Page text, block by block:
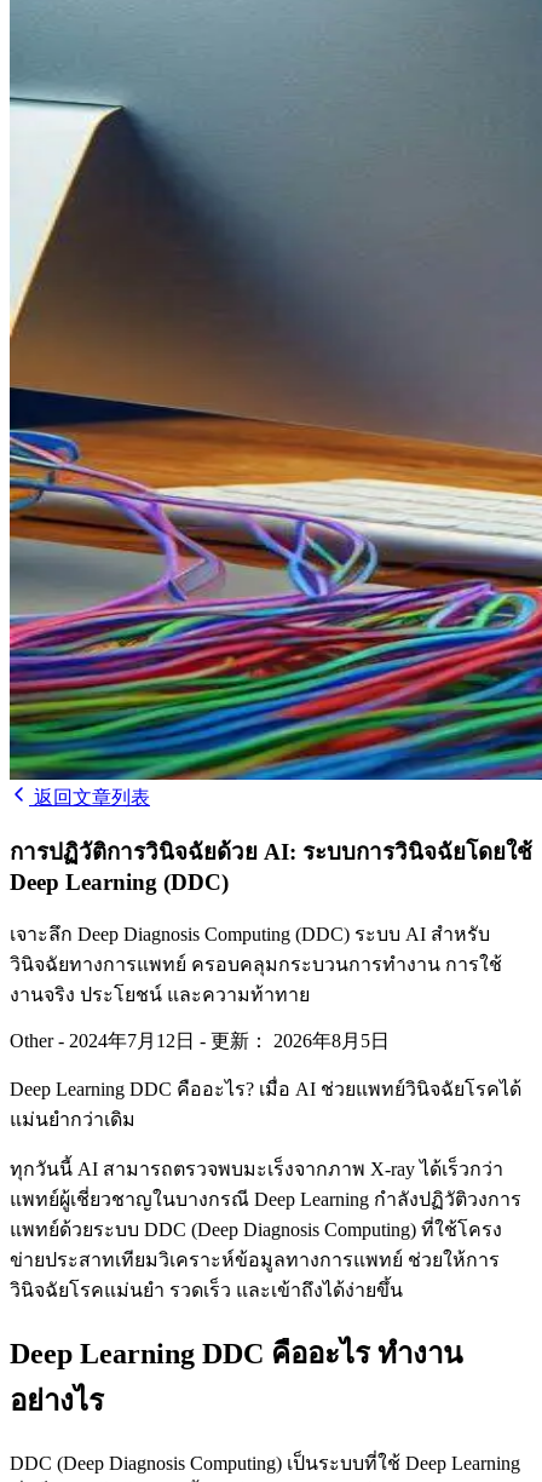
返回文章列表
การปฏิวัติการวินิจฉัยด้วย AI: ระบบการวินิจฉัยโดยใช้
Deep Learning (DDC)
เจาะลึก Deep Diagnosis Computing (DDC) ระบบ AI สำหรับ
วินิจฉัยทางการแพทย์ ครอบคลุมกระบวนการทำงาน การใช้
งานจริง ประโยชน์ และความท้าทาย
Other- 2024年7月12日 - 更新： 2026年8月5日
Deep Learning DDC คืออะไร? เมื่อ AI ช่วยแพทย์วินิจฉัยโรคได้
แม่นยำกว่าเดิม
ทุกวันนี้ AI สามารถตรวจพบมะเร็งจากภาพ X-ray ได้เร็วกว่า
แพทย์ผู้เชี่ยวชาญในบางกรณี Deep Learning กำลังปฏิวัติวงการ
แพทย์ด้วยระบบ DDC (Deep Diagnosis Computing) ที่ใช้โครง
ข่ายประสาทเทียมวิเคราะห์ข้อมูลทางการแพทย์ ช่วยให้การ
วินิจฉัยโรคแม่นยำ รวดเร็ว และเข้าถึงได้ง่ายขึ้น
Deep Learning DDC คืออะไร ทำงาน
อย่างไร
DDC (Deep Diagnosis Computing) เป็นระบบที่ใช้ Deep Learning